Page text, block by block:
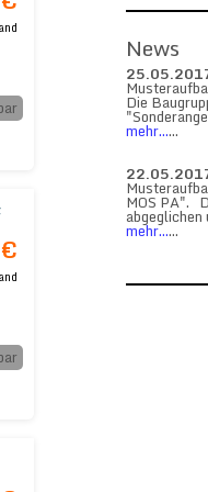
News
Die
mehr......
MOS PA".
abgeglichen
mehr......